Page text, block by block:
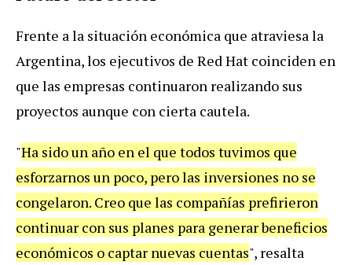
Frente a la situación económica que atraviesa la
Argentina,los ejecutivos de Red Hat coinciden en
que las empresas continuaron realizando sus
proyectos aunque con cierta cautela.
"Ha sidoun año en el que todos tuvimos que
esforzarnos un poco, perolas inversiones no se
congelaron. Creo que las compañías prefirieron
continuar con sus planes para generarbeneficios
económicos o captar nuevas cuentas", resalta